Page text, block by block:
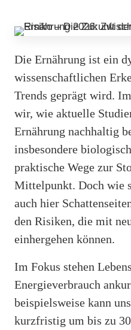
Die Ernährung ist ein
wissenschaftlichen
Trends geprägt wird.
wir, wie aktuelle
Ernährung nachhaltig
insbesondere
praktische Wege zur
Mittelpunkt. Doch wie
auch hier
den Risiken, die mit
einhergehen können.
Im Fokus stehen
Energieverbrauch
beispielsweise kann
kurzfristig um bis zu